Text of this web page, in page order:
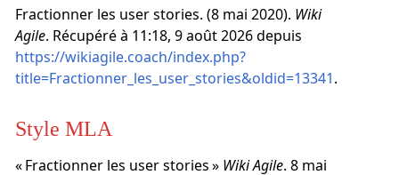
Fractionner les user stories. (8 mai 2020). Wiki
Agile. Récupéré à 11:18, 9 août 2026 depuis
https://wikiagile.coach/index.php?
title=Fractionner_les_user_stories&oldid=13341.
Style MLA
« Fractionner les user stories » Wiki Agile. 8 mai